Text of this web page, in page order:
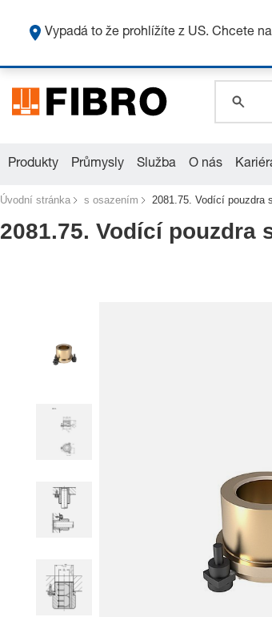
Produkty Průmysly Služba O nás
Úvodní stránka s osazením 2081.75. Vodící pouzdra
2081.75. Vodící pouzdra
Vypadá to že prohlížíte z US. Chcete